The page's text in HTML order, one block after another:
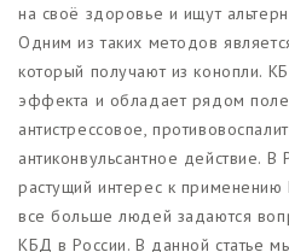
на своё здоровье и ищут
Одним из таких методов
который получают из конопли.
эффекта и обладает рядом
антистрессовое,
антиконвульсантное действие. В
растущий интерес к
все больше людей задаются
КБД в России. В данной статье